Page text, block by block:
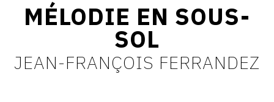
INSTAGRAM
FACEBOOK
TWITTER
MÉLODIE EN SOUS-
SOL
JEAN-FRANÇOIS FERRANDEZ